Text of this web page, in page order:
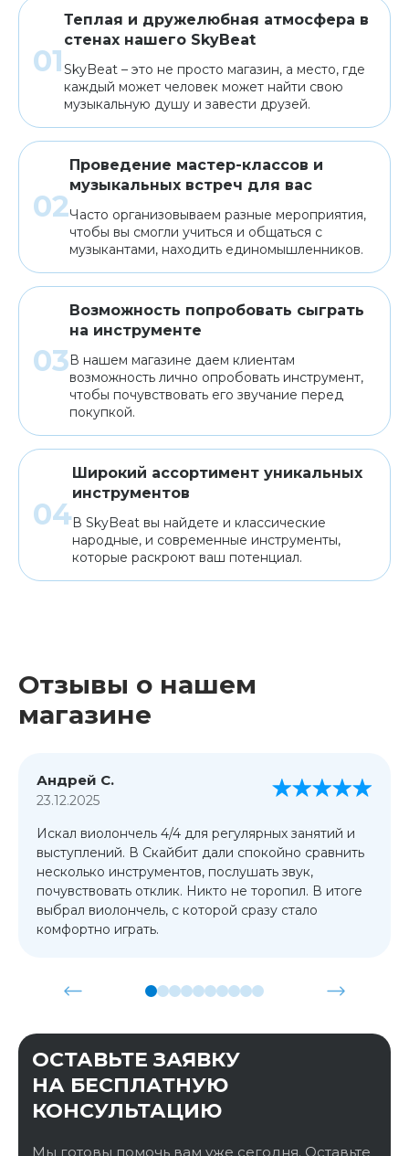
Теплая и дружелюбная атмосфера в
стенах нашего SkyBeat
SkyBeat – это не просто магазин, а место, где
каждый может человек может найти свою
музыкальную душу и завести друзей.
Проведение мастер-классов и
музыкальных встреч для вас
Часто организовываем разные мероприятия,
чтобы вы смогли учиться и общаться с
музыкантами, находить единомышленников.
Возможность попробовать сыграть
на инструменте
В нашем магазине даем клиентам
возможность лично опробовать инструмент,
чтобы почувствовать его звучание перед
покупкой.
Широкий ассортимент уникальных
инструментов
В SkyBeat вы найдете и классические
народные, и современные инструменты,
которые раскроют ваш потенциал.
Отзывы о нашем
магазине
Андрей С.
23.12.2025
Искал виолончель 4/4 для регулярных занятий и
выступлений. В Скайбит дали спокойно сравнить
несколько инструментов, послушать звук,
почувствовать отклик. Никто не торопил. В итоге
выбрал виолончель, с которой сразу стало
комфортно играть.
ОСТАВЬТЕ ЗАЯВКУ
НА БЕСПЛАТНУЮ
КОНСУЛЬТАЦИЮ
Мы готовы помочь вам уже сегодня. Оставьте